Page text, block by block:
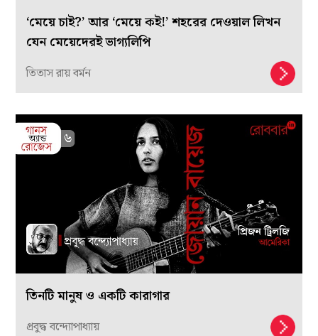
‘মেয়ে চাই?’ আর ‘মেয়ে কই!’ শহরের দেওয়াল লিখন
যেন মেয়েদেরই ভাগ্যলিপি
তিতাস রায় বর্মন
তিনটি মানুষ ও একটি কারাগার
প্রবুদ্ধ বন্দ্যোপাধ্যায়